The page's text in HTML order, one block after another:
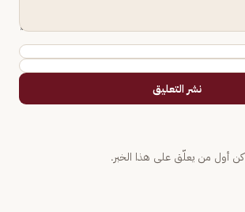
نشر التعليق
كن أول من يعلّق على هذا الخبر.